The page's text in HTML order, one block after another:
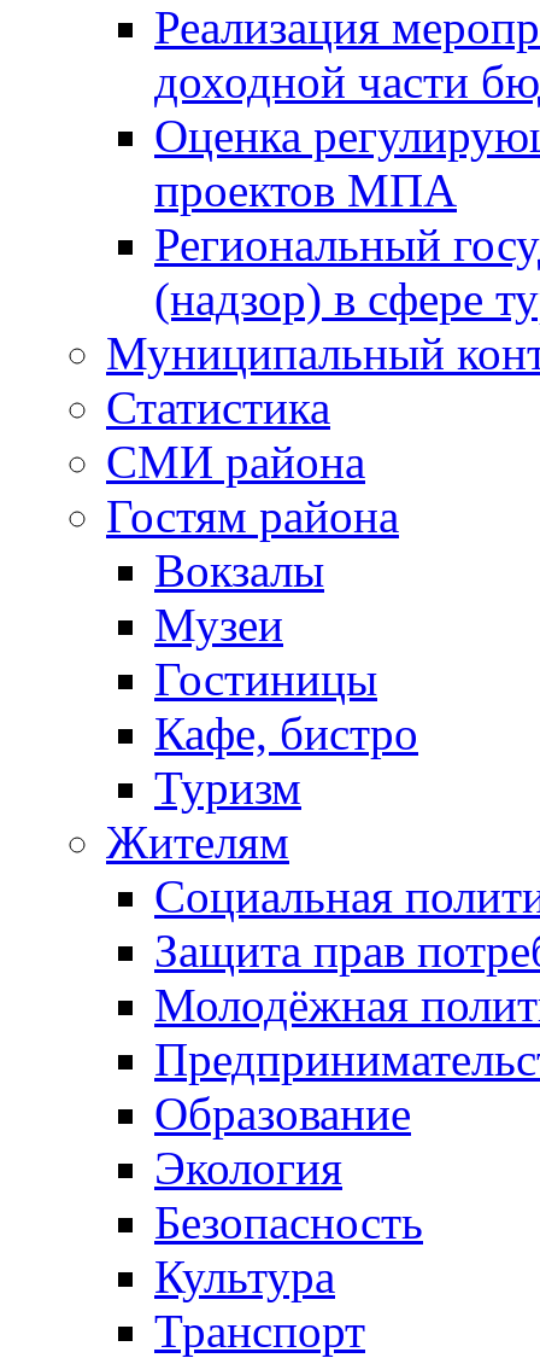
Реализация
доходной части
Оценка
проектов МПА
Региональный
(надзор) в сфере
Муниципальный
Статистика
СМИ района
Гостям района
Вокзалы
Музеи
Гостиницы
Кафе, бистро
Туризм
Жителям
Социальная
Защита прав
Молодёжная
Образование
Экология
Безопасность
Культура
Транспорт